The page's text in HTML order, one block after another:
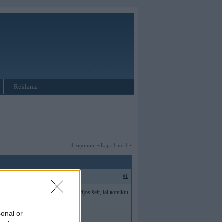
or
Reklāma
4 ziņojumi • Lapa 1 no 1 •
#1
sistēmas ir pieejamas, tāpēc skatījos šeit, lai noteiktu